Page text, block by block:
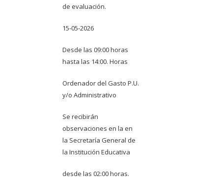
de evaluación.
15-05-2026
Desde las 09:00 horas
hasta las 14:00. Horas
Ordenador del Gasto P.U.
y/o Administrativo
Se recibirán
observaciones en la en
la Secretaría General de
la Institución Educativa
desde las 02:00 horas.